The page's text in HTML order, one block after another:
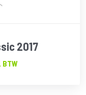
2017
BTW